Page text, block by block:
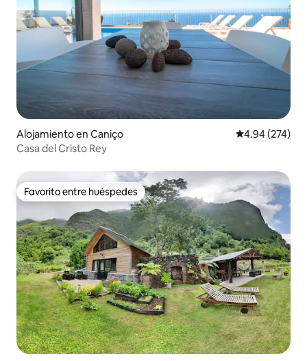
Alojamiento en Caniço Calificación
4.94 (274)
Casa del Cristo Rey
Favorito entre huéspedes
Favorito entre huéspedes